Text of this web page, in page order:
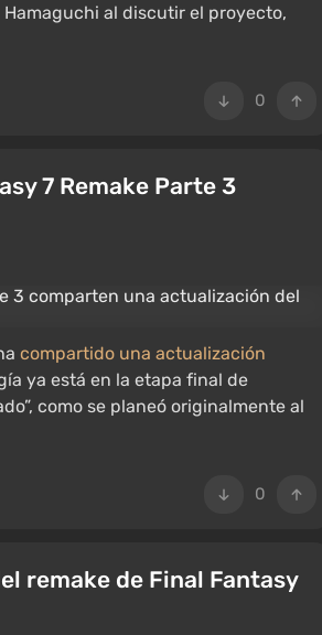
al discutir el proyecto,
0
7 Remake Parte 3
compartido una actualización
ya está en la etapa final de
como se planeó originalmente al
0
remake de Final Fantasy